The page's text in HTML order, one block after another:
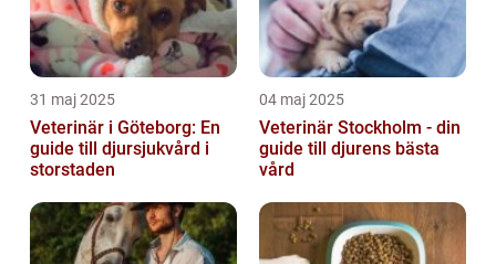
31 maj 2025
Veterinär i Göteborg: En
guide till djursjukvård i
storstaden
04 maj 2025
Veterinär Stockholm - din
guide till djurens bästa
vård